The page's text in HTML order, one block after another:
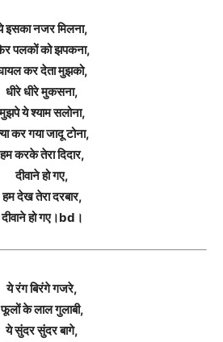
इसका नजर मिलना,
पलकों को झपकना,
कर देता मुझको,
धीरे धीरे मुकसना,
ये श्याम सलोना,
कर गया जादू टोना,
हम करके तेरा दिदार,
दीवाने हो गए,
हम देख तेरा दरबार,
दीवाने हो गए।bd।
ये रंग बिरंगे गजरे,
फूलों के लाल गुलाबी,
ये सुंदर सुंदर बागे,